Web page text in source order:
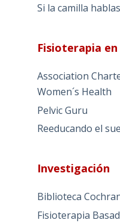
Si la camilla
Fisioterapia
Association
Women´s Health
Pelvic Guru
Reeducando el
Investigación
Biblioteca
Fisioterapia